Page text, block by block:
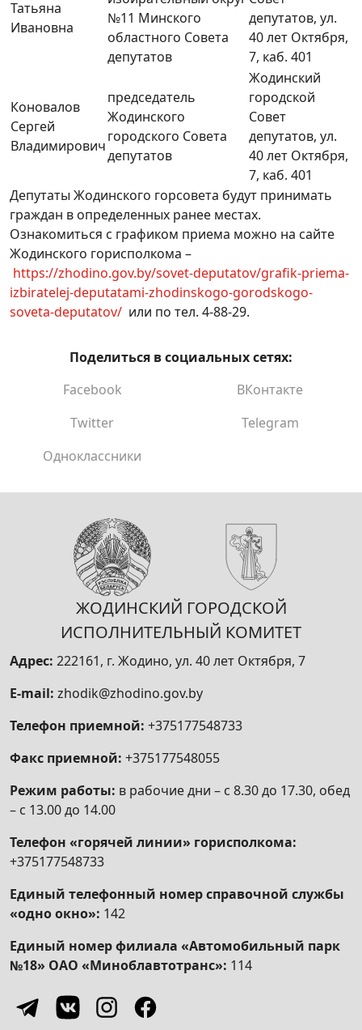
Татьяна
Ивановна
№11 Минского
областного Совета
депутатов
депутатов, ул.
40 лет Октября,
7, каб. 401
Коновалов
Сергей
Владимирович
председатель
Жодинского
городского Совета
депутатов
Жодинский
городской
Совет
депутатов, ул.
40 лет Октября,
7, каб. 401
Депутаты Жодинского горсовета будут принимать
граждан в определенных ранее местах.
Ознакомиться с графиком приема можно на сайте
Жодинского горисполкома –
https://zhodino.gov.by/sovet-deputatov/grafik-priema-
izbiratelej-deputatami-zhodinskogo-gorodskogo-
soveta-deputatov/ или по тел. 4-88-29.
Поделиться в социальных сетях:
Facebook
ВКонтакте
Twitter
Telegram
Одноклассники
ЖОДИНСКИЙ ГОРОДСКОЙ
ИСПОЛНИТЕЛЬНЫЙ КОМИТЕТ
Адрес: 222161, г. Жодино, ул. 40 лет Октября, 7
E-mail: zhodik@zhodino.gov.by
Телефон приемной: +375177548733
Факс приемной: +375177548055
Режим работы: в рабочие дни – с 8.30 до 17.30, обед
– с 13.00 до 14.00
Телефон «горячей линии» горисполкома:
+375177548733
Единый телефонный номер справочной службы
«одно окно»: 142
Единый номер филиала «Автомобильный парк
№18» ОАО «Миноблавтотранс»: 114